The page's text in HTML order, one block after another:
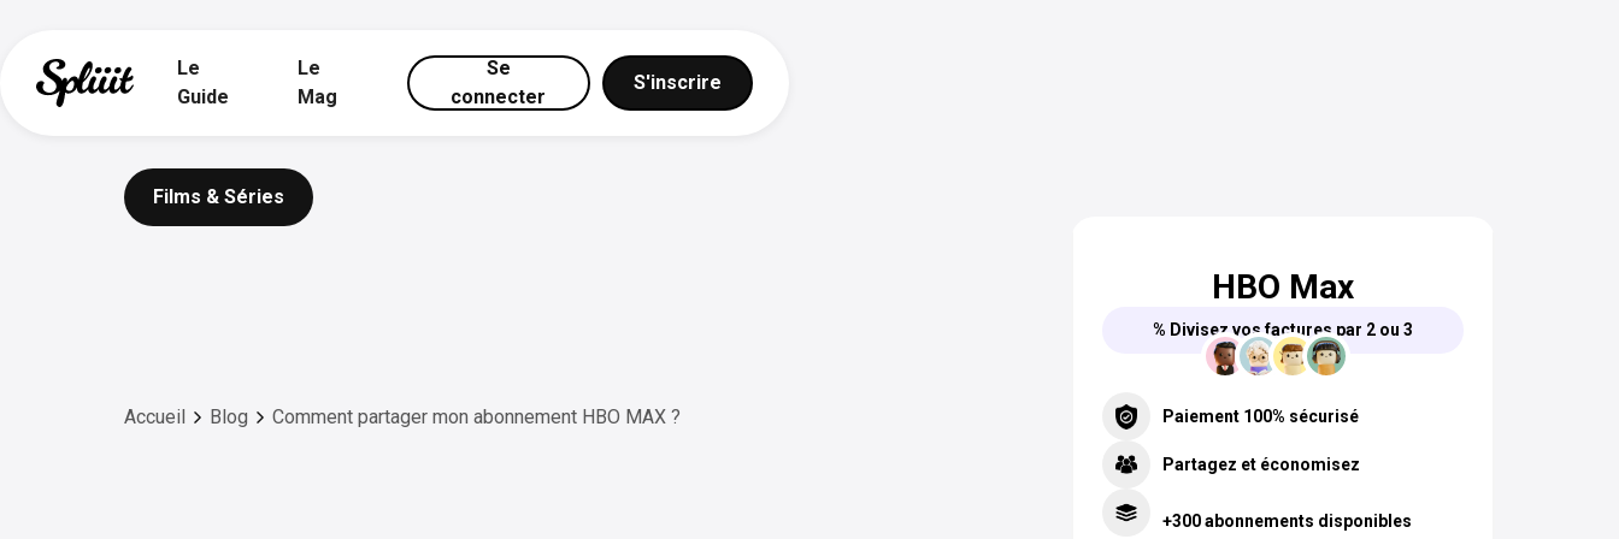
Le
Guide
Le
Mag
Se
connecter
S'inscrire
Films & Séries
Accueil Blog Comment partager mon abonnement HBO MAX ?
HBO Max
% Divisez vos factures par 2 ou 3
Paiement 100% sécurisé
Partagez et économisez
+300 abonnements disponibles